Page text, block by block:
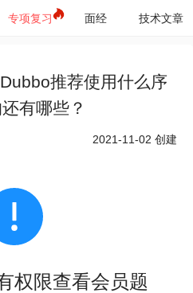
专项复习 面经 技术文章
Dubbo推荐使用什么序
有哪些？
2021-11-02 创建
权限查看会员题